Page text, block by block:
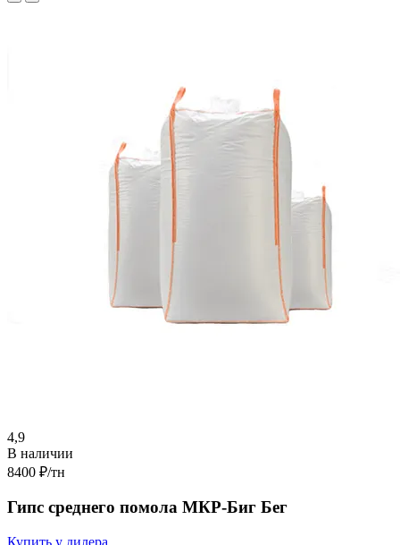
4,9
В наличии
8400 ₽/тн
Гипс среднего помола МКР-Биг Бег